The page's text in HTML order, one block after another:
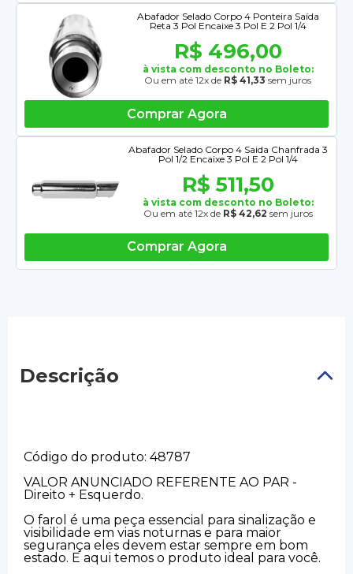
Abafador Selado Corpo 4 Ponteira Saída
Reta 3 Pol Encaixe 3 Pol E 2 Pol 1/4
R$ 496,00
à vista com desconto no Boleto:
Ou em até 12x de R$ 41,33 sem juros
Comprar Agora
Abafador Selado Corpo 4 Saida Chanfrada 3
Pol 1/2 Encaixe 3 Pol E 2 Pol 1/4
R$ 511,50
à vista com desconto no Boleto:
Ou em até 12x de R$ 42,62 sem juros
Comprar Agora
Descrição
Código do produto: 48787
VALOR ANUNCIADO REFERENTE AO PAR -
Direito + Esquerdo.
O farol é uma peça essencial para sinalização e
visibilidade em vias noturnas e para maior
segurança eles devem estar sempre em bom
estado. E aqui temos o produto ideal para você.